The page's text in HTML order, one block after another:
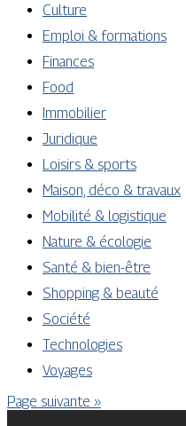
Culture
Emploi & formations
Finances
Food
Immobilier
Juridique
Loisirs & sports
Maison, déco & travaux
Mobilité & logistique
Nature & écologie
Santé & bien-être
Shopping & beauté
Société
Technologies
Voyages
Page suivante »